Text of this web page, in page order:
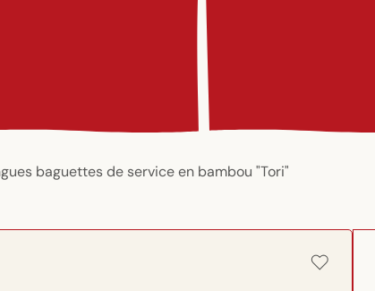
baguettes de service en bambou "Tori"